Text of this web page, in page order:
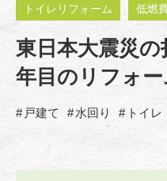
トイレリフォーム 低燃
東日本大震災
年目のリフォ
戸建て 水回り トイレ